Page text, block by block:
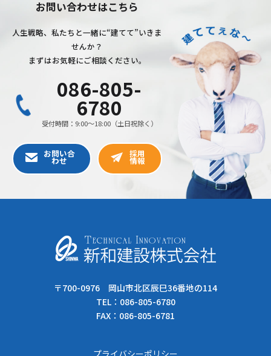
〒700-0976 岡山市北区辰巳36番地の114
TEL：086-805-6780
FAX：086-805-6781
プライバシーポリシー
Copyright © 新和建設株式会社 All Rights Reserved.